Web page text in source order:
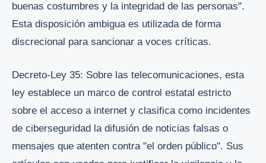
buenas costumbres y la integridad de las personas".
Esta disposición ambigua es utilizada de forma
discrecional para sancionar a voces críticas.
Decreto-Ley 35: Sobre las telecomunicaciones, esta
ley establece un marco de control estatal estricto
sobre el acceso a internet y clasifica como incidentes
de ciberseguridad la difusión de noticias falsas o
mensajes que atenten contra "el orden público". Sus